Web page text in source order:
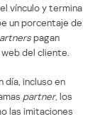
vínculo y termina
un porcentaje de
pagan
del cliente.
día, incluso en
partner, los
las imitaciones